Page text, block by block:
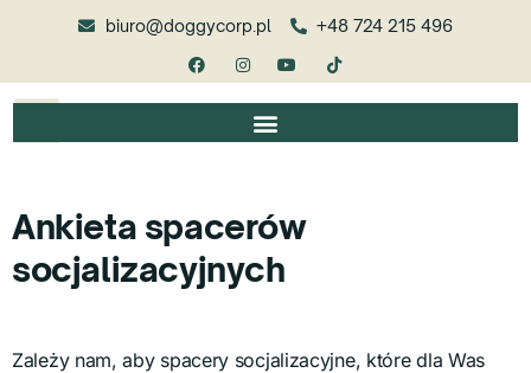
biuro@doggycorp.pl +48 724 215 496
Ankieta spacerów
socjalizacyjnych
Zależy nam, aby spacery socjalizacyjne, które dla Was